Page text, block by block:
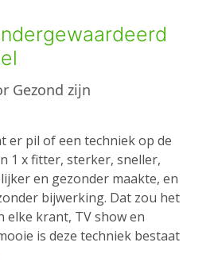
Gezond zijn
er pil of een techniek op de
1 x fitter, sterker, sneller,
en gezonder maakte, en
bijwerking. Dat zou het
elke krant, TV show en
is deze techniek bestaat